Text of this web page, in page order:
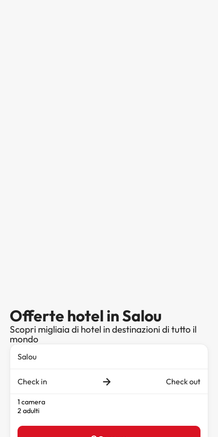
Offerte hotel in Salou
Scopri migliaia di hotel in destinazioni di tutto il
mondo
Check in Check out
1 camera
2 adulti